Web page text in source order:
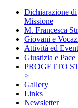
Dichiarazione di
Missione
M. Francesca
Giovani e
Attività ed
Giustizia e Pace
PROGETTO
>
Gallery
Links
Newsletter